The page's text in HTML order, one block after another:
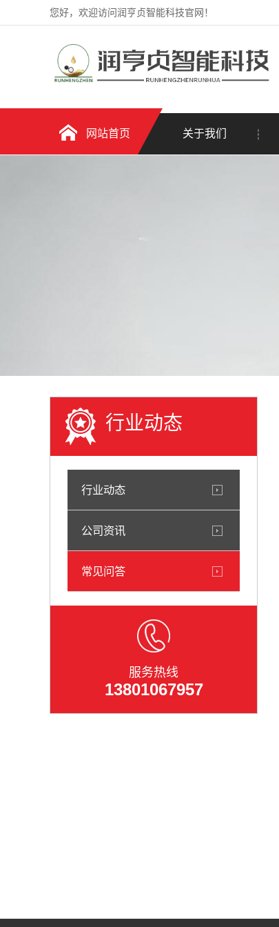
您好，欢迎访问润亨贞智能科技官网！
网站首页 关于我们
行业动态
行业动态
公司资讯
常见问答
服务热线
13801067957